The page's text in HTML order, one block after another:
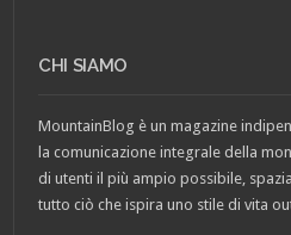
CHI SIAMO
MountainBlog è un magazine
la comunicazione integrale della
di utenti il più ampio possibile,
tutto ciò che ispira uno stile di vita